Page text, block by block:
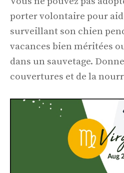
porter volontaire pour
surveillant son chien
vacances bien méritées
dans un sauvetage.
couvertures et de la